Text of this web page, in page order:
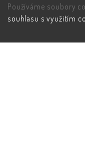
Používáme soubory
souhlasu s využitím